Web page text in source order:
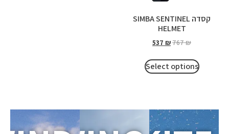
קסדה SIMBA SENTINEL
HELMET
767₪
537 ₪
Select options